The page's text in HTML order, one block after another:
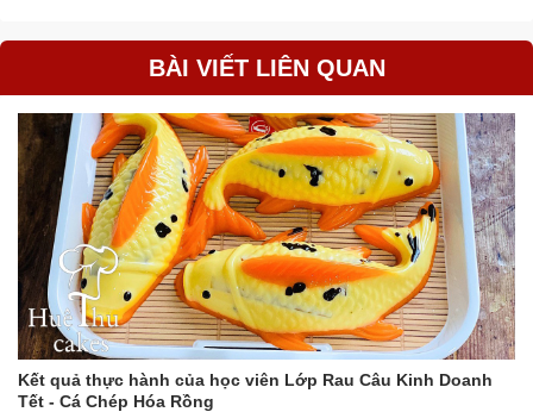
BÀI VIẾT LIÊN QUAN
Kết quả thực hành của học viên Lớp Rau Câu Kinh Doanh
Tết - Cá Chép Hóa Rồng